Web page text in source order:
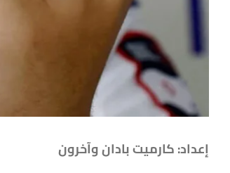
إعداد: كارميت بادان وآخرون